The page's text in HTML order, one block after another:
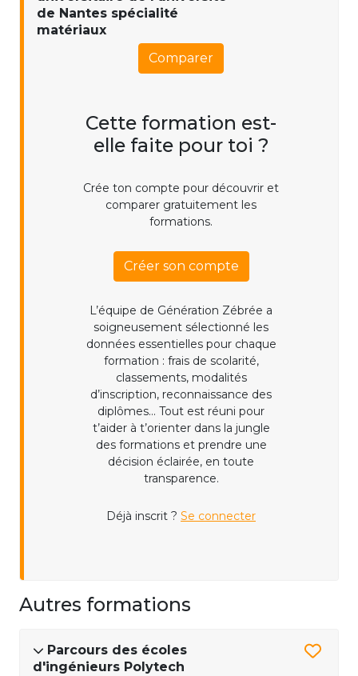
de Nantes spécialité
matériaux
Comparer
Cette formation est-
elle faite pour toi ?
Crée ton compte pour découvrir et
comparer gratuitement les
formations.
Créer son compte
L’équipe de Génération Zébrée a
soigneusement sélectionné les
données essentielles pour chaque
formation : frais de scolarité,
classements, modalités
d’inscription, reconnaissance des
diplômes... Tout est réuni pour
t’aider à t’orienter dans la jungle
des formations et prendre une
décision éclairée, en toute
transparence.
Déjà inscrit ? Se connecter
Autres formations
Parcours des écoles
d'ingénieurs Polytech